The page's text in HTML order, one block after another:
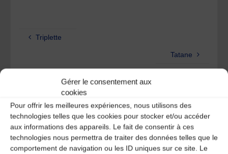
Gérer le consentement aux
cookies
Pour offrir les meilleures expériences, nous utilisons des
technologies telles que les cookies pour stocker et/ou accéder
aux informations des appareils. Le fait de consentir à ces
technologies nous permettra de traiter des données telles que le
comportement de navigation ou les ID uniques sur ce site. Le
Triplette
Tatane
Laisser un
commentaire
Votre adresse e-mail ne sera pas publiée. Les champs
obligatoires sont indiqués avec